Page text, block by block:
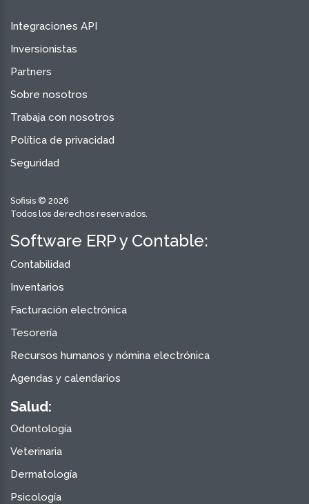
Integraciones API
Inversionistas
Partners
Sobre nosotros
Trabaja con nosotros
Política de privacidad
Seguridad
Sofisis © 2026
Todos los derechos reservados.
Software ERP y Contable:
Contabilidad
Inventarios
Facturación electrónica
Tesorería
Recursos humanos y nómina electrónica
Agendas y calendarios
Salud:
Odontología
Veterinaria
Dermatología
Psicología